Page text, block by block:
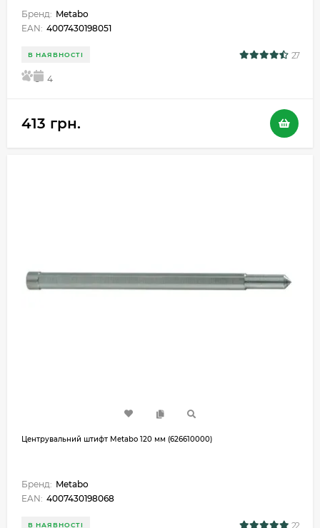
Бренд: Metabo
EAN: 4007430198051
В НАЯВНОСТІ 27
5 4
413 грн.
Центрувальний штифт Metabo 120 мм (626610000)
Бренд: Metabo
EAN: 4007430198068
В НАЯВНОСТІ 22